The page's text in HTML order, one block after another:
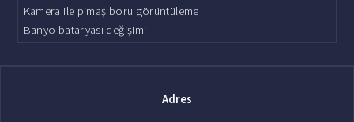
Kamera ile pimaş boru görüntüleme
Banyo bataryası değişimi
Adres